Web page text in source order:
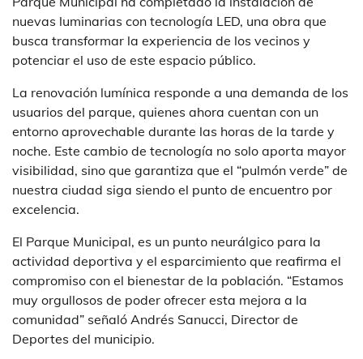
nuevas luminarias con tecnología LED, una obra que
busca transformar la experiencia de los vecinos y
potenciar el uso de este espacio público.
La renovación lumínica responde a una demanda de los
usuarios del parque, quienes ahora cuentan con un
entorno aprovechable durante las horas de la tarde y
noche. Este cambio de tecnología no solo aporta mayor
visibilidad, sino que garantiza que el “pulmón verde” de
nuestra ciudad siga siendo el punto de encuentro por
excelencia.
El Parque Municipal, es un punto neurálgico para la
actividad deportiva y el esparcimiento que reafirma el
compromiso con el bienestar de la población. “Estamos
muy orgullosos de poder ofrecer esta mejora a la
comunidad” señaló Andrés Sanucci, Director de
Deportes del municipio.